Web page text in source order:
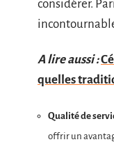
considérer.
A lire aussi :
quelles
Qualité de
offrir un